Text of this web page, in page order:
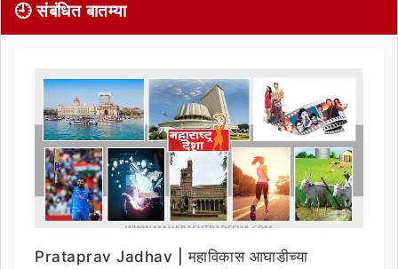
🕘 संबंधित बातम्या
Prataprav Jadhav | महाविकास आघाडीच्या